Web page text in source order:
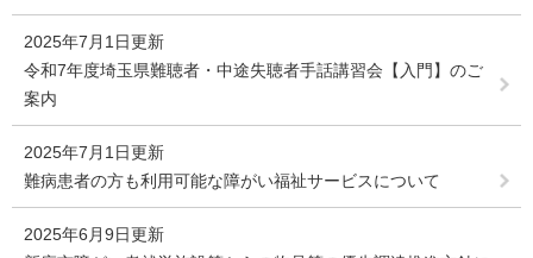
2025年7月1日更新
令和7年度埼玉県難聴者・中途失聴者手話講習会【入門】のご
案内
2025年7月1日更新
難病患者の方も利用可能な障がい福祉サービスについて
2025年6月9日更新